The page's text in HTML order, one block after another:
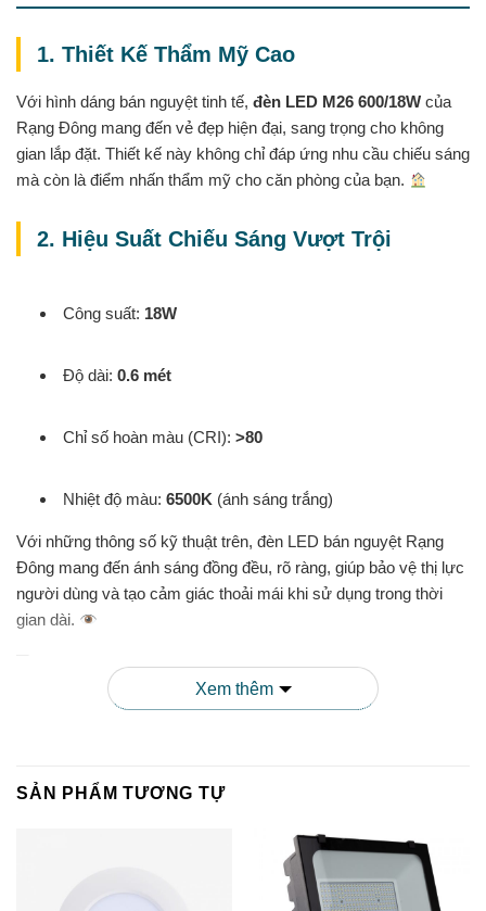
1. Thiết Kế Thẩm Mỹ Cao
Với hình dáng bán nguyệt tinh tế, đèn LED M26 600/18W của
Rạng Đông mang đến vẻ đẹp hiện đại, sang trọng cho không
gian lắp đặt. Thiết kế này không chỉ đáp ứng nhu cầu chiếu sáng
mà còn là điểm nhấn thẩm mỹ cho căn phòng của bạn.
2. Hiệu Suất Chiếu Sáng Vượt Trội
Công suất: 18W
Độ dài: 0.6 mét
Chỉ số hoàn màu (CRI): >80
Nhiệt độ màu: 6500K(ánh sáng trắng)
Với những thông số kỹ thuật trên, đèn LED bán nguyệt Rạng
Đông mang đến ánh sáng đồng đều, rõ ràng, giúp bảo vệ thị lực
người dùng và tạo cảm giác thoải mái khi sử dụng trong thời
gian dài.
Đông tiết kiệm đến 80% điện năng tiêu thụ. Điều này không chỉ
phần bảo vệ môi trường thông qua việc giảm phát thải khí CO2.
Xem thêm
SẢN PHẨM TƯƠNG TỰ